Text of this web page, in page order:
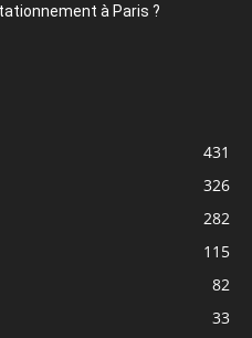
à Paris ?
431
326
282
115
82
33